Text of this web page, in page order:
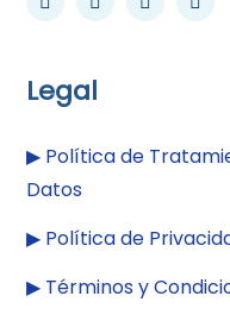
Legal
▶︎ Política de
Datos
▶︎ Política de
▶︎ Términos y